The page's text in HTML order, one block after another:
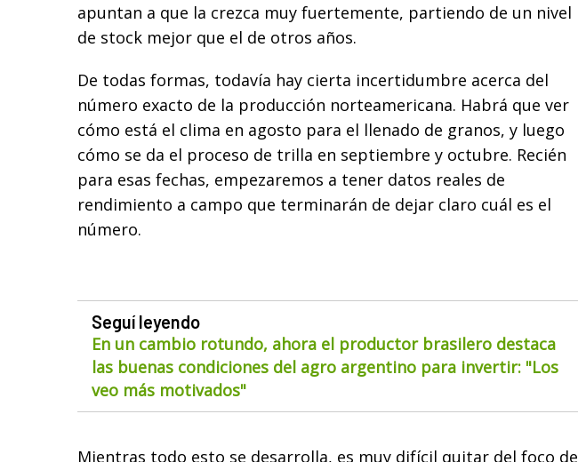
apuntan a que la crezca muy fuertemente, partiendo de un nivel
de stock mejor que el de otros años.
De todas formas, todavía hay cierta incertidumbre acerca del
número exacto de la producción norteamericana. Habrá que ver
cómo está el clima en agosto para el llenado de granos, y luego
cómo se da el proceso de trilla en septiembre y octubre. Recién
para esas fechas, empezaremos a tener datos reales de
rendimiento a campo que terminarán de dejar claro cuál es el
número.
Seguí leyendo
En un cambio rotundo, ahora el productor brasilero destaca
las buenas condiciones del agro argentino para invertir: "Los
veo más motivados"
Mientras todo esto se desarrolla, es muy difícil quitar del foco de